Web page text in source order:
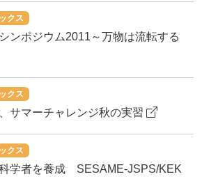
クス
ンポジウム2011～万物は流転する
クス
サマーチャレンジ秋の実習
クス
学者を養成 SESAME-JSPS/KEK